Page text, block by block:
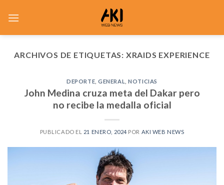
ARCHIVOS DE ETIQUETAS: XRAIDS EXPERIENCE
DEPORTE ,GENERAL ,NOTICIAS
John Medina cruza meta del Dakar pero
no recibe la medalla oficial
PUBLICADO EL 21 ENERO, 2024 POR AKI WEB NEWS